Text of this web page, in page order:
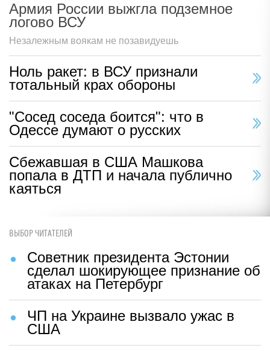
Армия России выжгла подземное
логово ВСУ
Незалежным воякам не позавидуешь
Ноль ракет: в ВСУ признали
тотальный крах обороны
"Сосед соседа боится": что в
Одессе думают о русских
Сбежавшая в США Машкова
попала в ДТП и начала публично
каяться
ВЫБОР ЧИТАТЕЛЕЙ
Советник президента Эстонии
сделал шокирующее признание об
атаках на Петербург
ЧП на Украине вызвало ужас в
США